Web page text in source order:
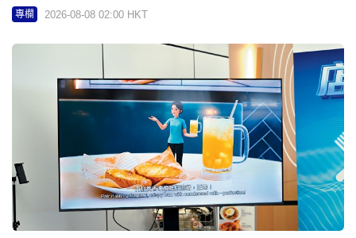
專欄 2026-08-08 02:00 HKT